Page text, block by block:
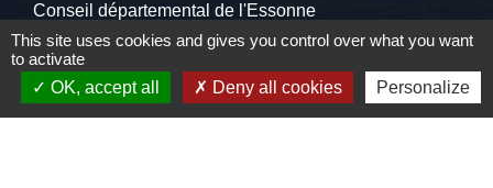
Conseil départemental de l'Essonne
Préfecture de l'Essonne
Mentions légales Politique de confidentialité -
This site uses cookies and gives you control over what you want
to activate
OK, accept all
Deny all cookies Personalize